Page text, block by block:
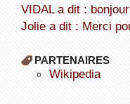
VIDAL a dit :
Jolie a dit : Merci
PARTENAIRES
wikipedia